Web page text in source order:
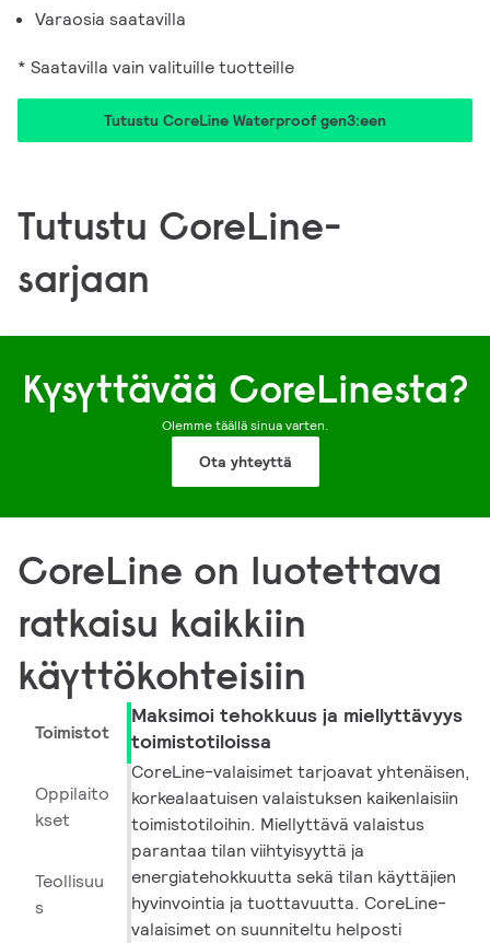
Varaosia saatavilla
* Saatavilla vain valituille tuotteille
Tutustu CoreLine Waterproof gen3:een
Tutustu CoreLine-
sarjaan
Coreline Tempo Medium
CoreLine Trunking Gen2.5
CoreLine Batten
CoreLine Highbay Gen6
CoreLine Panel Gen6
Kysyttävää CoreLinesta?
Olemme täällä sinua varten.
Ota yhteyttä
CoreLine on luotettava
ratkaisu kaikkiin
käyttökohteisiin
Toimistot
Oppilaito
kset
Teollisuu
s
Maksimoi tehokkuus ja miellyttävyys
toimistotiloissa
CoreLine-valaisimet tarjoavat yhtenäisen,
korkealaatuisen valaistuksen kaikenlaisiin
toimistotiloihin. Miellyttävä valaistus
parantaa tilan viihtyisyyttä ja
energiatehokkuutta sekä tilan käyttäjien
hyvinvointia ja tuottavuutta. CoreLine-
valaisimet on suunniteltu helposti